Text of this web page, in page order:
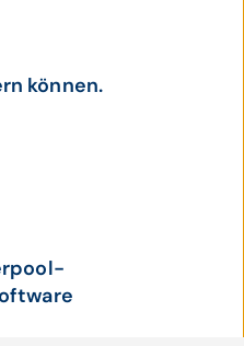
können.